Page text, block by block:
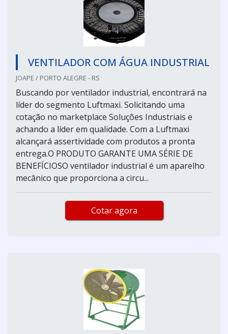
VENTILADOR COM ÁGUA INDUSTRIAL
JOAPE / PORTO ALEGRE - RS
Buscando por ventilador industrial, encontrará na
líder do segmento Luftmaxi. Solicitando uma
cotação no marketplace Soluções Industriais e
achando a líder em qualidade. Com a Luftmaxi
alcançará assertividade com produtos a pronta
entrega.O PRODUTO GARANTE UMA SÉRIE DE
BENEFÍCIOSO ventilador industrial é um aparelho
mecânico que proporciona a circu...
Cotar agora